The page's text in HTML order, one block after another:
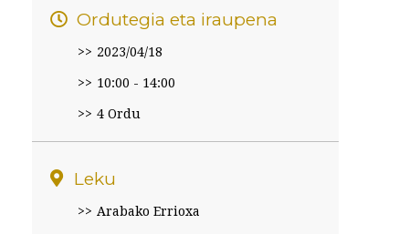
Ordutegia eta iraupena
2023/04/18
10:00 - 14:00
4 Ordu
Leku
Arabako Errioxa